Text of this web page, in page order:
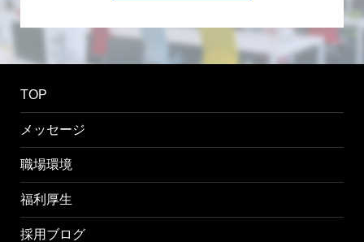
TOP
メッセージ
職場環境
福利厚生
採用ブログ